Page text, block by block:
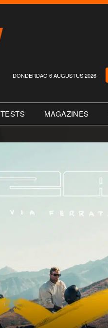
DONDERDAG 6 AUGUSTUS 2026
TESTS MAGAZINES